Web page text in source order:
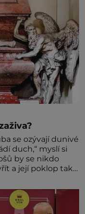
se ozývají dunivé
duch,“ myslí si
by se nikdo
a její poklop tak
o mnoho let